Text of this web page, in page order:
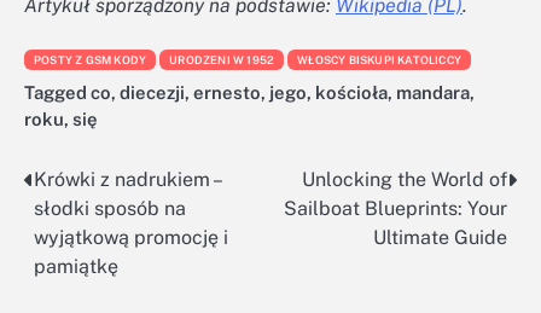
Artykuł sporządzony na podstawie: Wikipedia (PL).
POSTY Z GSM KODY URODZENI W 1952 WŁOSCY BISKUPI KATOLICCY
Tagged co, diecezji, ernesto, jego, kościoła, mandara,
roku, się
Nawigacja
wpisu
Krówki z nadrukiem –
słodki sposób na
wyjątkową promocję i
pamiątkę
Unlocking the World of
Sailboat Blueprints: Your
Ultimate Guide